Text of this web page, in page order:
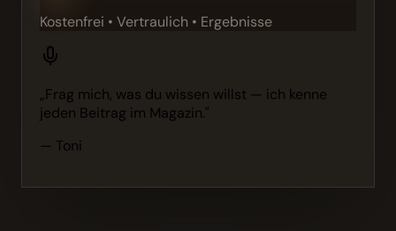
Kostenfrei • Vertraulich • Ergebnisse
„Frag mich, was du wissen willst — ich kenne
jeden Beitrag im Magazin."
— Toni